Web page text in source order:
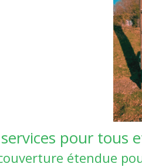
pour tous
étendue